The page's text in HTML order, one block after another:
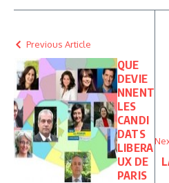
Previous Article
QUE
DEVIE
NNENT
LES
CANDI
DATS
LIBERA
UX DE
PARIS